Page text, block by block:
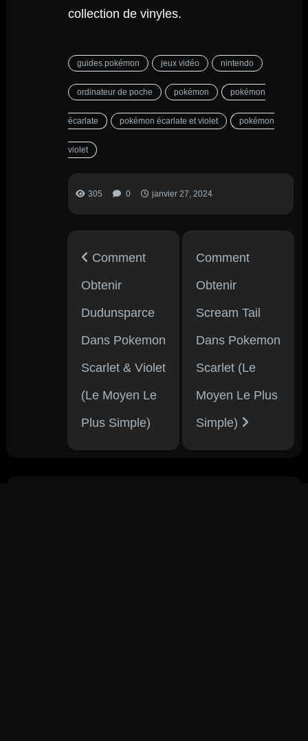
collection de vinyles.
guides pokémon jeux vidéo nintendo
ordinateur de poche pokémon pokémon
écarlate pokémon écarlate et violet pokémon
violet
305 0 janvier 27, 2024
Comment
Obtenir
Dudunsparce
Dans Pokemon
Scarlet & Violet
(Le Moyen Le
Plus Simple)
Comment
Obtenir
Scream Tail
Dans Pokemon
Scarlet (Le
Moyen Le Plus
Simple)